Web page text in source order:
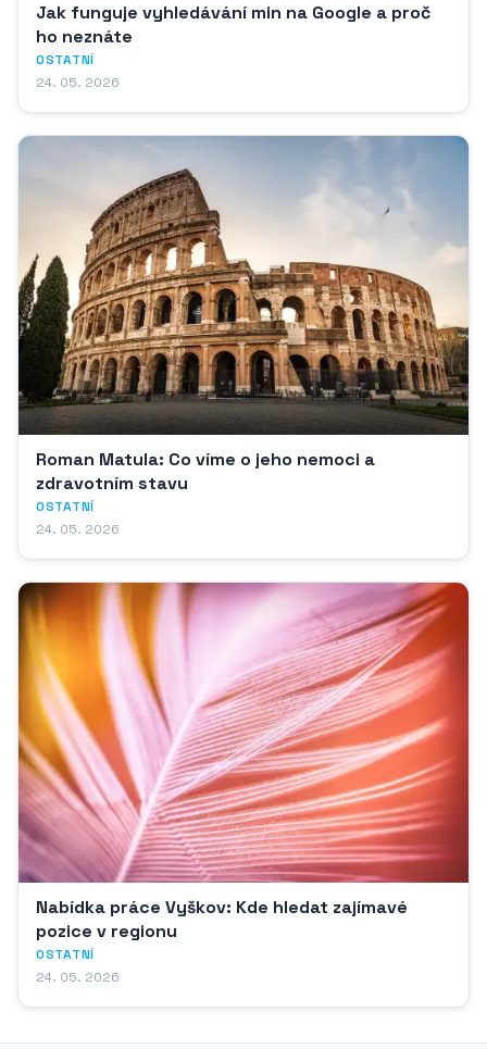
Jak funguje vyhledávání min na Google a proč
ho neznáte
OSTATNÍ
24. 05. 2026
Roman Matula: Co víme o jeho nemoci a
zdravotním stavu
OSTATNÍ
24. 05. 2026
Nabídka práce Vyškov: Kde hledat zajímavé
pozice v regionu
OSTATNÍ
24. 05. 2026